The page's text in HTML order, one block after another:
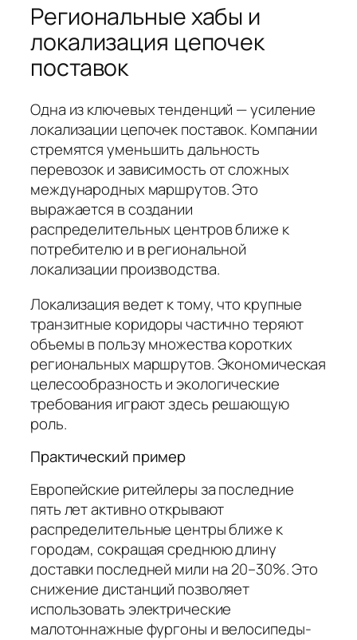
Региональные хабы и
локализация цепочек
поставок
Одна из ключевых тенденций — усиление
локализации цепочек поставок. Компании
стремятся уменьшить дальность
перевозок и зависимость от сложных
международных маршрутов. Это
выражается в создании
распределительных центров ближе к
потребителю и в региональной
локализации производства.
Локализация ведет к тому, что крупные
транзитные коридоры частично теряют
объемы в пользу множества коротких
региональных маршрутов. Экономическая
целесообразность и экологические
требования играют здесь решающую
роль.
Практический пример
Европейские ритейлеры за последние
пять лет активно открывают
распределительные центры ближе к
городам, сокращая среднюю длину
доставки последней мили на 20–30%. Это
снижение дистанций позволяет
использовать электрические
малотоннажные фургоны и велосипеды-